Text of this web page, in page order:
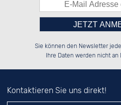
░░░░██░░██░░██░░██░░░░░░██░░░░░░
░░████░░██████░░██████░░██████░░
░░░░██░░██░░██░░██░░██░░██░░██░░
das
Sie können den Newsletter
Ihre Daten werden nicht
Kontaktieren Sie uns direkt!